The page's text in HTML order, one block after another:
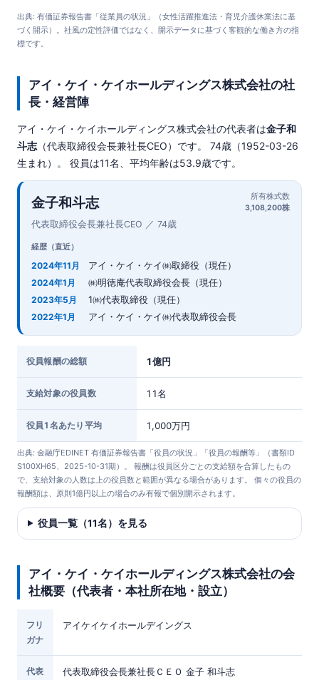
出典: 有価証券報告書「従業員の状況」（女性活躍推進法・育児介護休業法に基
づく開示）。社風の定性評価ではなく、開示データに基づく客観的な働き方の指
標です。
アイ・ケイ・ケイホールディングス株式会社の社
長・経営陣
アイ・ケイ・ケイホールディングス株式会社の代表者は金子和
斗志 （代表取締役会長兼社長CEO）です。 74歳（1952-03-26
生まれ）。 役員は11名、平均年齢は53.9歳です。
金子和斗志
代表取締役会長兼社長CEO ／ 74歳
所有株式数
3,108,200株
経歴（直近）
2024年11月 アイ・ケイ・ケイ㈱取締役（現任）
2024年1月 ㈱明徳庵代表取締役会長（現任）
2023年5月 1㈱代表取締役（現任）
2022年1月 アイ・ケイ・ケイ㈱代表取締役会長
役員報酬の総額 1億円
支給対象の役員数 11名
役員1名あたり平均 1,000万円
出典: 金融庁EDINET 有価証券報告書「役員の状況」「役員の報酬等」（書類ID
S100XH65、2025-10-31期）。 報酬は役員区分ごとの支給額を合算したもの
で、支給対象の人数は上の役員数と範囲が異なる場合があります。 個々の役員の
報酬額は、原則1億円以上の場合のみ有報で個別開示されます。
役員一覧（11名）を見る
アイ・ケイ・ケイホールディングス株式会社の会
社概要（代表者・本社所在地・設立）
フリ
ガナ
アイケイケイホールデイングス
代表
代表取締役会長兼社長ＣＥＯ 金子 和斗志